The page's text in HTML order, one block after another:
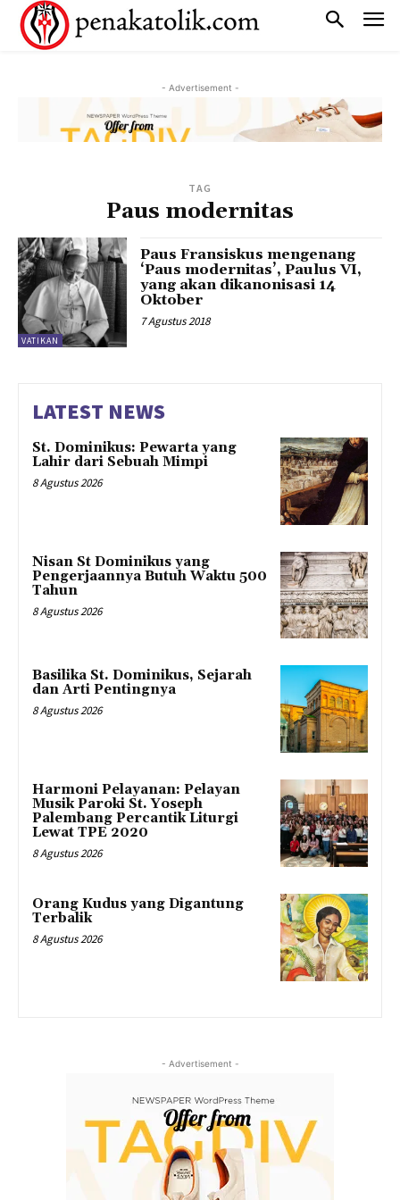
- Advertisement -
TAG
Paus modernitas
VATIKAN
Paus Fransiskus mengenang
‘Paus modernitas’, Paulus VI,
yang akan dikanonisasi 14
Oktober
7 Agustus 2018
LATEST NEWS
St. Dominikus: Pewarta yang
Lahir dari Sebuah Mimpi
8 Agustus 2026
Nisan St Dominikus yang
Pengerjaannya Butuh Waktu 500
Tahun
8 Agustus 2026
Basilika St. Dominikus, Sejarah
dan Arti Pentingnya
8 Agustus 2026
Harmoni Pelayanan: Pelayan
Musik Paroki St. Yoseph
Palembang Percantik Liturgi
Lewat TPE 2020
8 Agustus 2026
Orang Kudus yang Digantung
Terbalik
8 Agustus 2026
- Advertisement -